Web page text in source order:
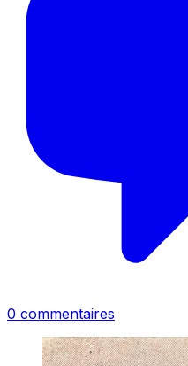
0 commentaires